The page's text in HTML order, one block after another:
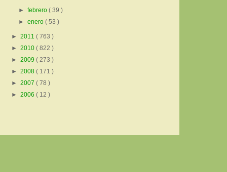
►febrero( 39 )
►enero( 53 )
► 2011 ( 763 )
► 2010 ( 822 )
► 2009 ( 273 )
► 2008 ( 171 )
► 2007 ( 78 )
► 2006 ( 12 )